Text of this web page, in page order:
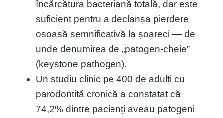
încărcătura bacteriană totală, dar este
suficient pentru a declanșa pierdere
osoasă semnificativă la șoareci — de
unde denumirea de „patogen-cheie”
(keystone pathogen).
Un studiu clinic pe 400 de adulți cu
parodontită cronică a constatat că
74,2% dintre pacienți aveau patogeni